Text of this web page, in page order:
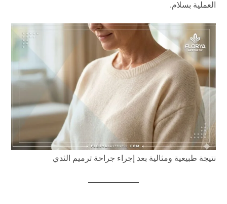
العملية بسلام.
نتيجة طبيعية ومثالية بعد إجراء جراحة ترميم الثدي